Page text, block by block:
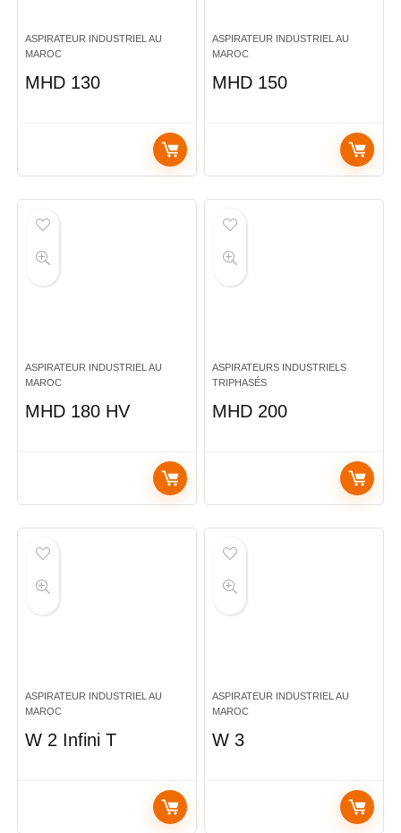
ASPIRATEUR INDUSTRIEL AU
MAROC
MHD 130
ASPIRATEUR INDUSTRIEL AU
MAROC
MHD 150
ASPIRATEUR INDUSTRIEL AU
MAROC
MHD 180 HV
ASPIRATEURS INDUSTRIELS
TRIPHASÉS
MHD 200
ASPIRATEUR INDUSTRIEL AU
MAROC
W 2 Infini T
ASPIRATEUR INDUSTRIEL AU
MAROC
W 3